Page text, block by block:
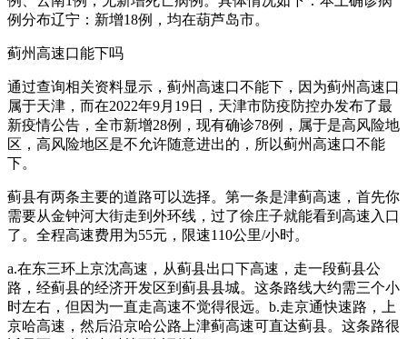
例分布辽宁：新增18例，均在葫芦岛市。
蓟州高速口能下吗
通过查询相关资料显示，蓟州高速口不能下，因为蓟州高速口
属于天津，而在2022年9月19日，天津市防疫防控办发布了最
新疫情公告，全市新增28例，现有确诊78例，属于是高风险地
区，高风险地区是不允许随意进出的，所以蓟州高速口不能
下。
蓟县有两条主要的道路可以选择。第一条是津蓟高速，首先你
需要从金钟河大街走到外环线，过了徐庄子就能看到高速入口
了。全程高速费用为55元，限速110公里/小时。
a.在东三环上京沈高速，从蓟县出口下高速，走一段蓟县公
路，经蓟县的经济开发区到蓟县县城。这条路线大约需三个小
时左右，但因为一直走高速不觉得很远。b.走京通快速路，上
京哈高速，然后沿京哈公路上津蓟高速可直达蓟县。这条路很